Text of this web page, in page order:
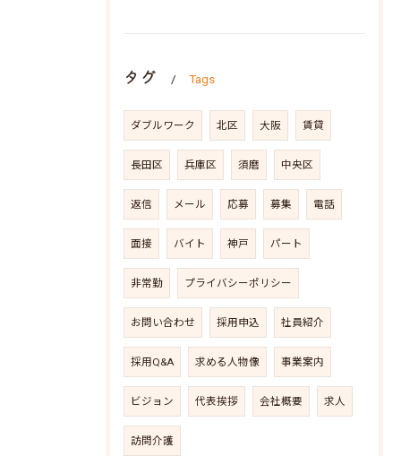
タグ Tags
ダブルワーク 北区 大阪 賃貸
長田区 兵庫区 須磨 中央区
返信 メール 応募 募集 電話
面接 バイト 神戸 パート
非常勤 プライバシーポリシー
お問い合わせ 採用申込 社員紹介
採用Q&A 求める人物像 事業案内
ビジョン 代表挨拶 会社概要 求人
訪問介護